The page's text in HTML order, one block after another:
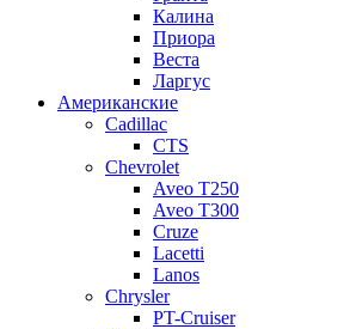
Калина
Приора
Веста
Ларгус
Американские
Cadillac
CTS
Chevrolet
Aveo Т250
Aveo T300
Cruze
Lacetti
Lanos
Chrysler
PT-Cruiser